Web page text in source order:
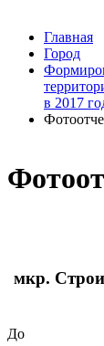
мкр.
До
Главная
Город
в 2017